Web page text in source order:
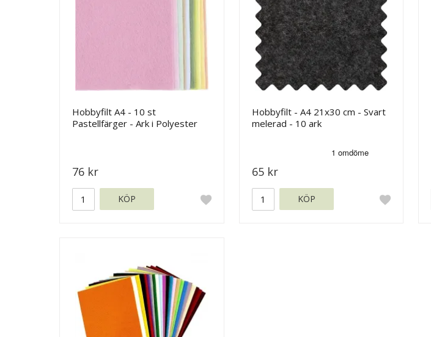
Hobbyfilt A4 - 10 st
Pastellfärger - Ark i Polyester
76 kr
KÖP
Hobbyfilt - A4 21x30 cm - Svart
melerad - 10 ark
65 kr
KÖP